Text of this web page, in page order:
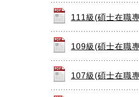
111級(碩士在職
109級(碩士在職
107級(碩士在職